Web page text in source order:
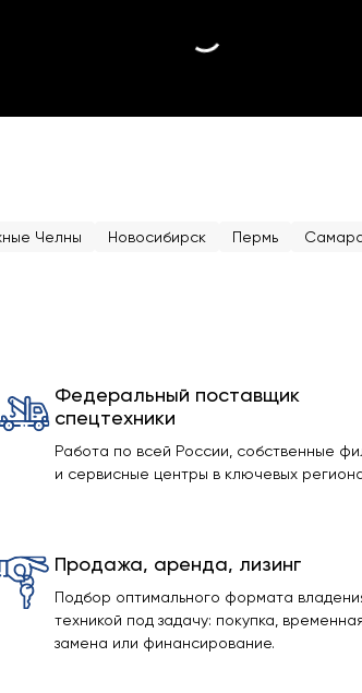
Челны Новосибирск Пермь
Федеральный поставщик
спецтехники
Работа по всей России, собственные
и сервисные центры в ключевых
Продажа, аренда, лизинг
Подбор оптимального формата
техникой под задачу: покупка, временная
замена или финансирование.